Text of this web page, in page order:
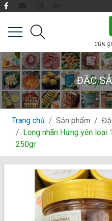
ĐẶC
Trang chủ Sản phẩm
Long nhãn Hưng yên loại
250gr